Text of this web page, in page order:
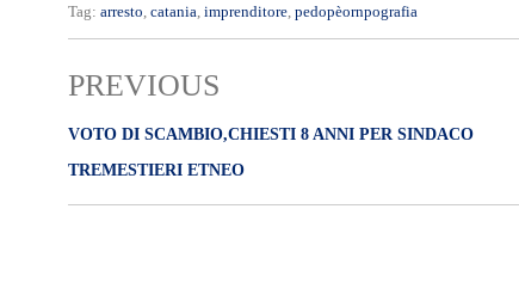
Tag: arresto catania imprenditore pedopèornpografia
PREVIOUS
VOTO DI SCAMBIO,CHIESTI 8 ANNI PER SINDACO
TREMESTIERI ETNEO